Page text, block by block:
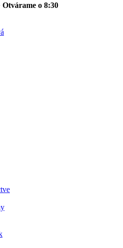
Otvárame o 8:30